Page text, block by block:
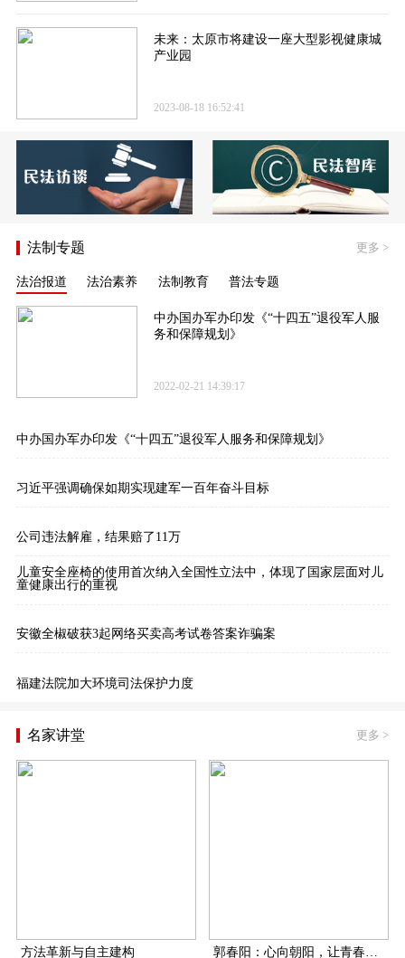
未来：太原市将建设一座大型影视健康城
产业园
2023-08-18 16:52:41
法制专题 更多 >
法治报道 法治素养 法制教育 普法专题
中办国办军办印发《“十四五”退役军人服
务和保障规划》
2022-02-21 14:39:17
中办国办军办印发《“十四五”退役军人服务和保障规划》
习近平强调确保如期实现建军一百年奋斗目标
公司违法解雇，结果赔了11万
儿童安全座椅的使用首次纳入全国性立法中，体现了国家层面对儿
童健康出行的重视
安徽全椒破获3起网络买卖高考试卷答案诈骗案
福建法院加大环境司法保护力度
名家讲堂 更多 >
方法革新与自主建构